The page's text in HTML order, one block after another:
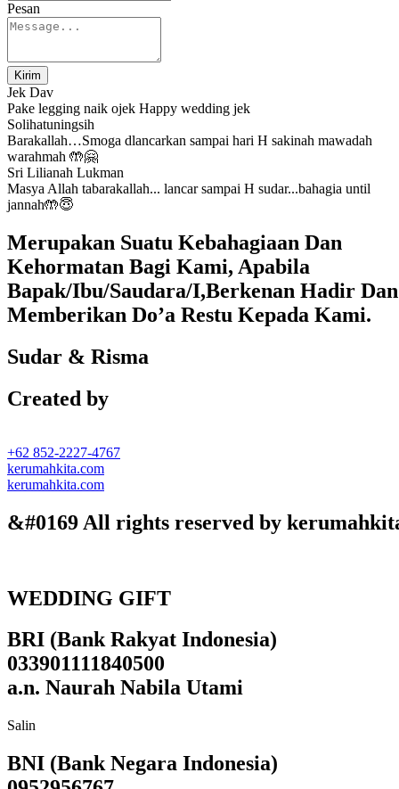
Pesan
Kirim
Jek Dav
Pake legging naik ojek Happy wedding jek
Solihatuningsih
Barakallah…Smoga dlancarkan sampai hari H sakinah mawadah
warahmah 🤲🤗
Sri Lilianah Lukman
Masya Allah tabarakallah... lancar sampai H sudar...bahagia until
jannah🤲😇
Merupakan Suatu Kebahagiaan Dan
Kehormatan Bagi Kami, Apabila
Bapak/Ibu/Saudara/I,Berkenan Hadir Dan
Memberikan Do’a Restu Kepada Kami.
Sudar & Risma
Created by
+62 852-2227-4767
kerumahkita.com
kerumahkita.com
&#0169 All rights reserved by
WEDDING GIFT
BRI (Bank Rakyat Indonesia)
033901111840500
a.n. Naurah Nabila Utami
Salin
BNI (Bank Negara Indonesia)